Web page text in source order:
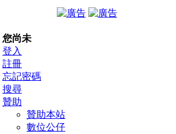
您尚未
登入
註冊
忘記密碼
搜尋
贊助
贊助本站
數位公仔